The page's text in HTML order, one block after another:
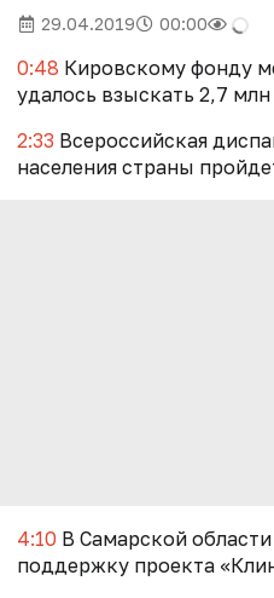
29.04.2019 00:00
0:48 Кировскому фонду
удалось взыскать 2,7
2:33 Всероссийская
населения страны
4:10 В Самарской
поддержку проекта